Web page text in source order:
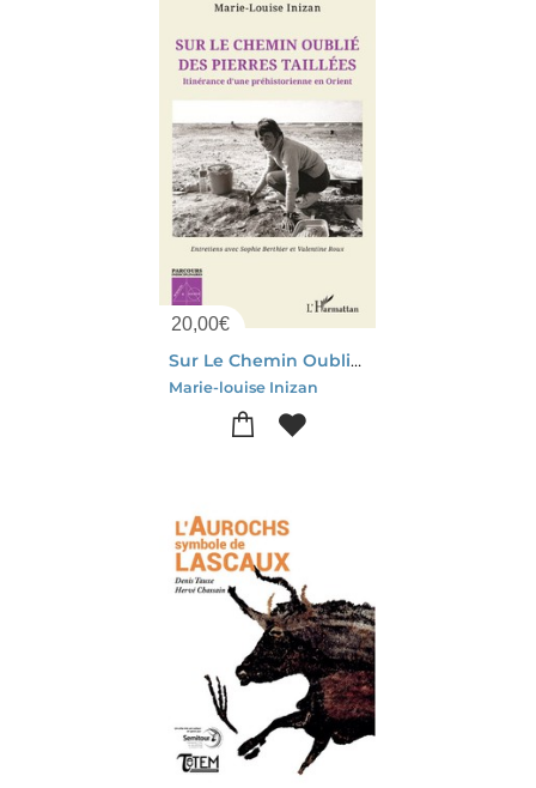
20,00€
Sur Le Chemin Oublie Des Pierres Taillees : Itinerance D'une Prehistorienne En Orient
Marie-louise Inizan